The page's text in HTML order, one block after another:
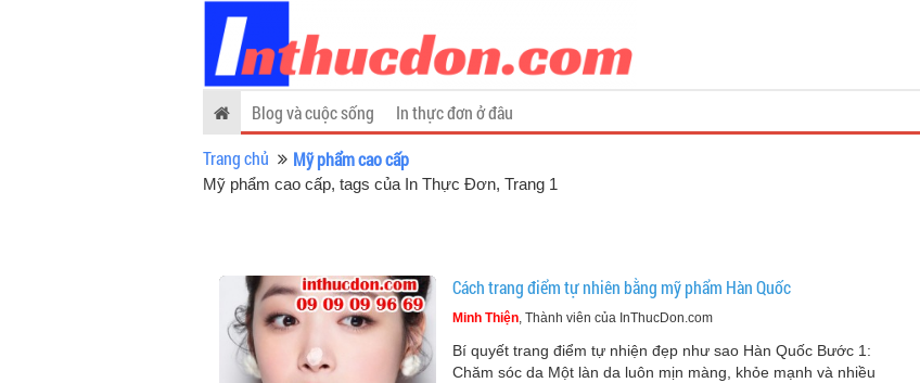
Blog và cuộc sống
In thực đơn ở đâu
Trang chủ
Mỹ phẩm cao cấp
Mỹ phẩm cao cấp, tags của In Thực Đơn, Trang 1
Cách trang điểm tự nhiên bằng mỹ phẩm Hàn Quốc
Minh Thiện, Thành viên của InThucDon.com
Bí quyết trang điểm tự nhiện đẹp như sao Hàn Quốc Bước 1:
Chăm sóc da Một làn da luôn mịn màng, khỏe mạnh và nhiều